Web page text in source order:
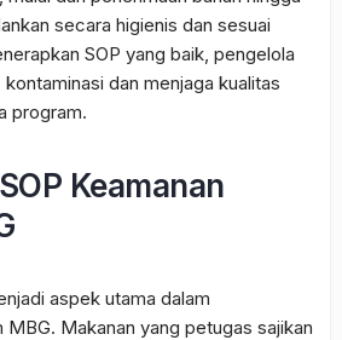
secara higienis dan sesuai
SOP yang baik, pengelola
dan menjaga kualitas
program.
Keamanan
aspek utama dalam
Makanan yang petugas sajikan